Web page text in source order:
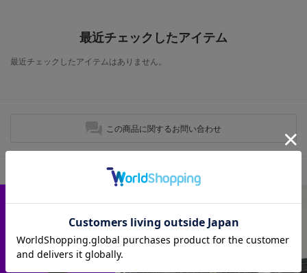
最近チェックしたアイテム
最近チェックしたアイテムはありません。
この商品に関するお問い合わせ